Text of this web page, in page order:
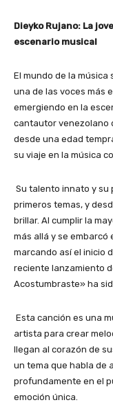
Dieyko Rujano: La
escenario musical
El mundo de la
una de las voces más
emergiendo en la
cantautor venezolano
desde una edad
su viaje en la música
Su talento innato y su
primeros temas, y
brillar. Al cumplir la
más allá y se embarcó
marcando así el inicio
reciente lanzamiento
Acostumbraste» ha
Esta canción es una
artista para crear
llegan al corazón de
un tema que habla de
profundamente en el
emoción única.